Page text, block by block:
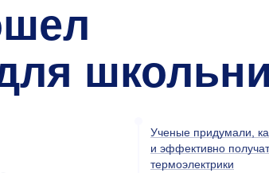
Ученые придумали,
и эффективно
термоэлектрики